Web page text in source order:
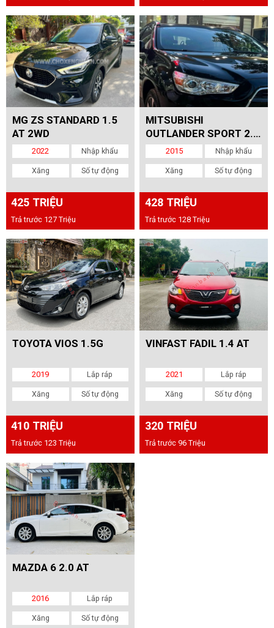
MG ZS STANDARD 1.5
AT 2WD
2022 Nhập khẩu
Xăng Số tự động
425 TRIỆU
Trả trước 127 Triệu
MITSUBISHI
OUTLANDER SPORT 2.0
CVT PREMIUM
2015 Nhập khẩu
Xăng Số tự động
428 TRIỆU
Trả trước 128 Triệu
TOYOTA VIOS 1.5G
2019 Lắp ráp
Xăng Số tự động
410 TRIỆU
Trả trước 123 Triệu
VINFAST FADIL 1.4 AT
2021 Lắp ráp
Xăng Số tự động
320 TRIỆU
Trả trước 96 Triệu
MAZDA 6 2.0 AT
2016 Lắp ráp
Xăng Số tự động